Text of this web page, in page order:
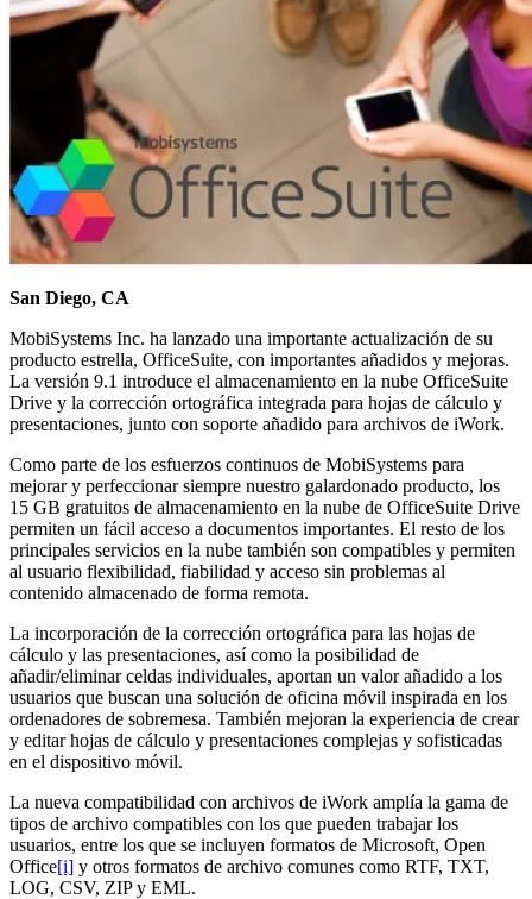
San Diego, CA
MobiSystems Inc. ha lanzado una importante actualización de su
producto estrella, OfficeSuite, con importantes añadidos y mejoras.
La versión 9.1 introduce el almacenamiento en la nube OfficeSuite
Drive y la corrección ortográfica integrada para hojas de cálculo y
presentaciones, junto con soporte añadido para archivos de iWork.
Como parte de los esfuerzos continuos de MobiSystems para
mejorar y perfeccionar siempre nuestro galardonado producto, los
15 GB gratuitos de almacenamiento en la nube de OfficeSuite Drive
permiten un fácil acceso a documentos importantes. El resto de los
principales servicios en la nube también son compatibles y permiten
al usuario flexibilidad, fiabilidad y acceso sin problemas al
contenido almacenado de forma remota.
La incorporación de la corrección ortográfica para las hojas de
cálculo y las presentaciones, así como la posibilidad de
añadir/eliminar celdas individuales, aportan un valor añadido a los
usuarios que buscan una solución de oficina móvil inspirada en los
ordenadores de sobremesa. También mejoran la experiencia de crear
y editar hojas de cálculo y presentaciones complejas y sofisticadas
en el dispositivo móvil.
La nueva compatibilidad con archivos de iWork amplía la gama de
tipos de archivo compatibles con los que pueden trabajar los
usuarios, entre los que se incluyen formatos de Microsoft, Open
Office[i] y otros formatos de archivo comunes como RTF, TXT,
LOG, CSV, ZIP y EML.